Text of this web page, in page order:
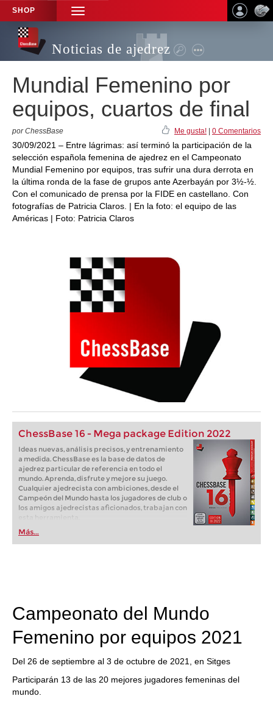
SHOP
TOGGLE
NAVIGATION
Noticias de ajedrez
Mundial Femenino por
equipos, cuartos de final
por ChessBase Me gusta! 0 Comentarios
30/09/2021 – Entre lágrimas: así terminó la participación de la
selección española femenina de ajedrez en el Campeonato
Mundial Femenino por equipos, tras sufrir una dura derrota en
la última ronda de la fase de grupos ante Azerbayán por 3½-½.
Con el comunicado de prensa por la FIDE en castellano. Con
fotografías de Patricia Claros. | En la foto: el equipo de las
Américas | Foto: Patricia Claros
ChessBase 16 - Mega package Edition 2022
Ideas nuevas, análisis precisos, y entrenamiento
a medida. ChessBase es la base de datos de
ajedrez particular de referencia en todo el
mundo. Aprenda, disfrute y mejore su juego.
Cualquier ajedrecista con ambiciones, desde el
Campeón del Mundo hasta los jugadores de club o
los amigos ajedrecistas aficionados, trabajan con
Más...
Campeonato del Mundo
Femenino por equipos 2021
Del 26 de septiembre al 3 de octubre de 2021, en Sitges
Participarán 13 de las 20 mejores jugadores femeninas del
mundo.